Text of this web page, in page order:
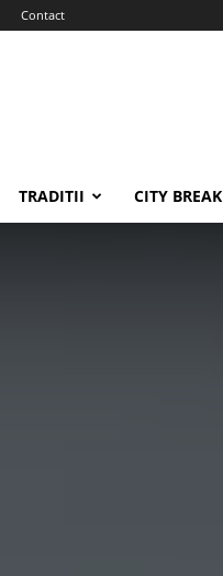
Contact
TRADITII CITY BREAK